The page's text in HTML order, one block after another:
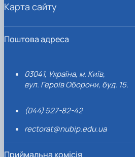
Поштова адреса
03041, Україна, м. Київ,
вул. Героїв Оборони, буд. 15.
(044) 527-82-42
rectorat@nubip.edu.ua
Приймальна комісія
Карта сайту